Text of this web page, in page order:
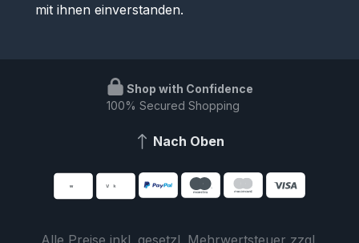
mit ihnen einverstanden.
Shop with Confidence
100% Secured Shopping
Nach Oben